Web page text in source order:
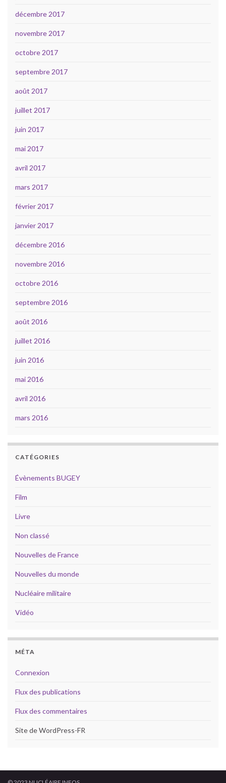
décembre 2017
novembre 2017
octobre 2017
septembre 2017
août 2017
juillet 2017
juin 2017
mai 2017
avril 2017
mars 2017
février 2017
janvier 2017
décembre 2016
novembre 2016
octobre 2016
septembre 2016
août 2016
juillet 2016
juin 2016
mai 2016
avril 2016
mars 2016
CATÉGORIES
Évènements BUGEY
Film
Livre
Non classé
Nouvelles de France
Nouvelles du monde
Nucléaire militaire
Vidéo
MÉTA
Connexion
Flux des publications
Flux des commentaires
Site de WordPress-FR